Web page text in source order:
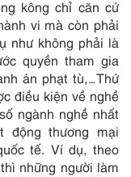
kông chỉ căn cứ
vi mà còn phải
như không phải là
quyền tham gia
án phạt tù,…Thứ
điều kiện về nghề
ngành nghề nhất
động thương mại
tế. Ví dụ, theo
những người làm